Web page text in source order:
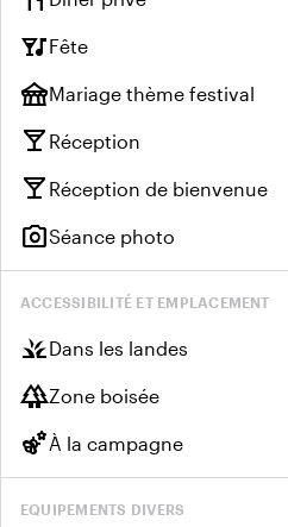
nightlifeFête
festivalMariage thème festival
local_bar Réception
local_bar Réception de bienvenue
photo_cameraSéance photo
ACCESSIBILITÉ ET EMPLACEMENT
grassDans les landes
forestZone boisée
emoji_natureÀ la campagne
EQUIPEMENTS DIVERS